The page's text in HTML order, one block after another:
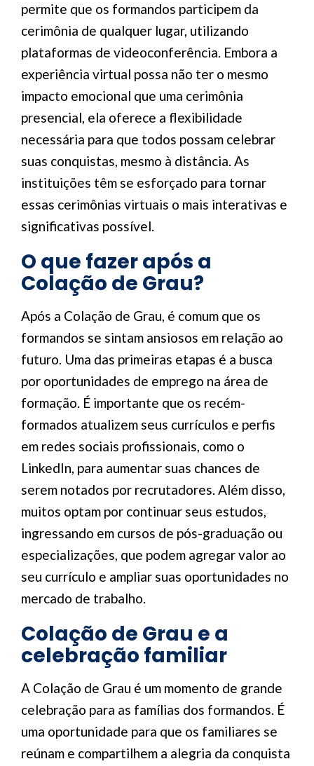
permite que os formandos participem da
cerimônia de qualquer lugar, utilizando
plataformas de videoconferência. Embora a
experiência virtual possa não ter o mesmo
impacto emocional que uma cerimônia
presencial, ela oferece a flexibilidade
necessária para que todos possam celebrar
suas conquistas, mesmo à distância. As
instituições têm se esforçado para tornar
essas cerimônias virtuais o mais interativas e
significativas possível.
O que fazer após a
Colação de Grau?
Após a Colação de Grau, é comum que os
formandos se sintam ansiosos em relação ao
futuro. Uma das primeiras etapas é a busca
por oportunidades de emprego na área de
formação. É importante que os recém-
formados atualizem seus currículos e perfis
em redes sociais profissionais, como o
LinkedIn, para aumentar suas chances de
serem notados por recrutadores. Além disso,
muitos optam por continuar seus estudos,
ingressando em cursos de pós-graduação ou
especializações, que podem agregar valor ao
seu currículo e ampliar suas oportunidades no
mercado de trabalho.
Colação de Grau e a
celebração familiar
A Colação de Grau é um momento de grande
celebração para as famílias dos formandos. É
uma oportunidade para que os familiares se
reúnam e compartilhem a alegria da conquista